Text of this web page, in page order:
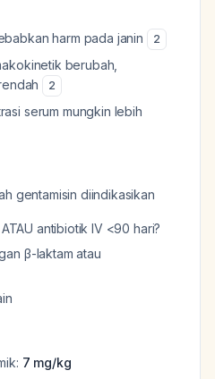
harm pada janin 2
berubah,
2
serum mungkin lebih
gentamisin diindikasikan
antibiotik IV <90 hari?
β-laktam atau
7 mg/kg